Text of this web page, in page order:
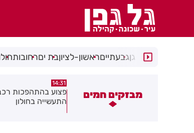
רמת גןגבעתייםראשון-לציוןבת יםרחובות
מבזקים חמים
פצוע בהתהפכות רכב בכניסה לאזור
14:15
תיסלם ואתניקס
באוויר